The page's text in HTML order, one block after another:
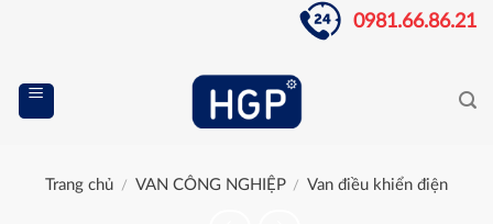
0981.66.86.21
Trang chủ / VAN CÔNG NGHIỆP / Van điều khiển điện